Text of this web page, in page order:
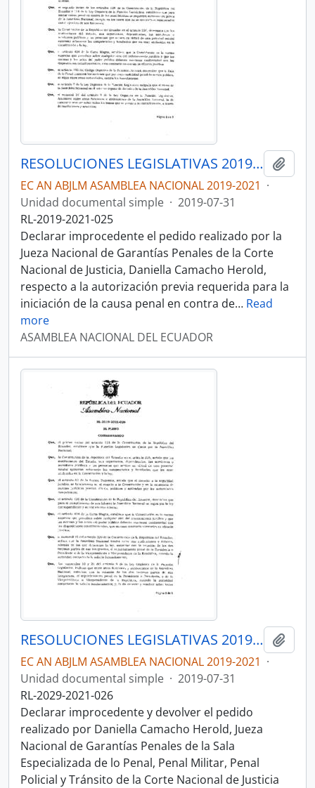
RESOLUCIONES LEGISLATIVAS 2019-2021
EC AN ABJLM ASAMBLEA NACIONAL 2019-2021 ·
Unidad documental simple · 2019-07-31
RL-2019-2021-025
Declarar improcedente el pedido realizado por la
Jueza Nacional de Garantías Penales de la Corte
Nacional de Justicia, Daniella Camacho Herold,
respecto a la autorización previa requerida para la
iniciación de la causa penal en contra de… Read
more
ASAMBLEA NACIONAL DEL ECUADOR
RESOLUCIONES LEGISLATIVAS 2019-2021
EC AN ABJLM ASAMBLEA NACIONAL 2019-2021 ·
Unidad documental simple · 2019-07-31
RL-2029-2021-026
Declarar improcedente y devolver el pedido
realizado por Daniella Camacho Herold, Jueza
Nacional de Garantías Penales de la Sala
Especializada de lo Penal, Penal Militar, Penal
Policial y Tránsito de la Corte Nacional de Justicia